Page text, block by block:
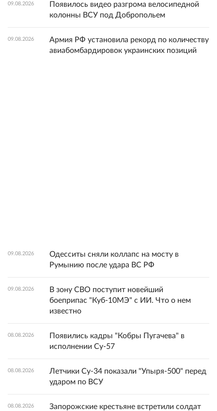
09.08.2026
Появилось видео разгрома велосипедной
колонны ВСУ под Добропольем
09.08.2026
Армия РФ установила рекорд по количеству
авиабомбардировок украинских позиций
09.08.2026
Одесситы сняли коллапс на мосту в
Румынию после удара ВС РФ
09.08.2026
В зону СВО поступит новейший
боеприпас "Куб-10МЭ" с ИИ. Что о нем
известно
08.08.2026
Появились кадры "Кобры Пугачева" в
исполнении Су-57
08.08.2026
Летчики Су-34 показали "Упыря-500" перед
ударом по ВСУ
08.08.2026
Запорожские крестьяне встретили солдат